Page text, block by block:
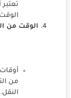
الوقت من
من
النقل.